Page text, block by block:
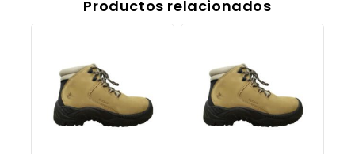
Productos relacionados